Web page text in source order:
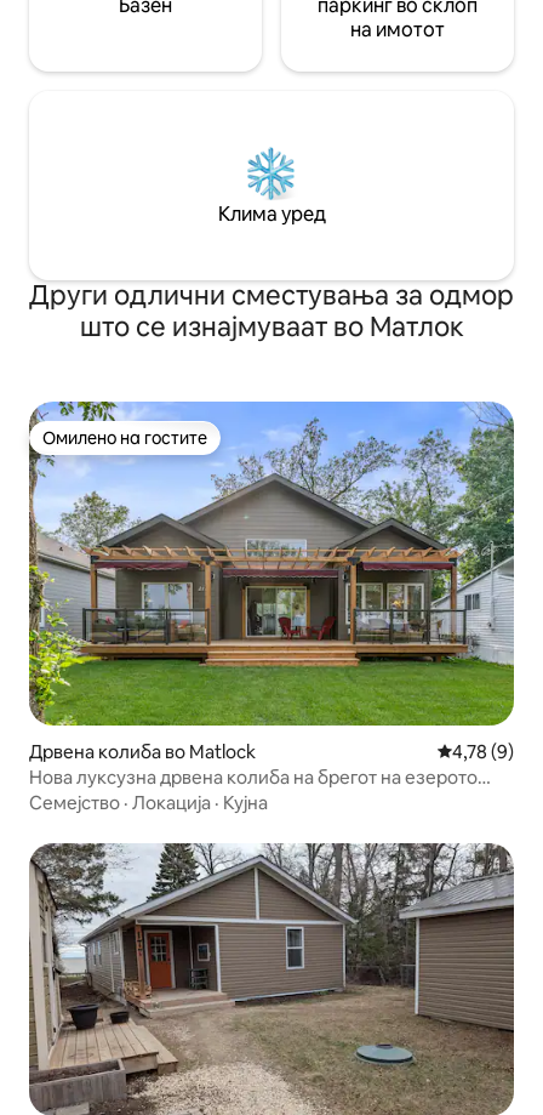
Базен
паркинг во склоп
на имотот
Клима уред
Други одлични сместувања за одмор
што се изнајмуваат во Матлок
Омилено на гостите
Омилено на гостите
Дрвена колиба во Matlock Просечна
4,78 (9)
Нова луксузна дрвена колиба на брегот на езерото
Винипег
Семејство · Локација · Кујна